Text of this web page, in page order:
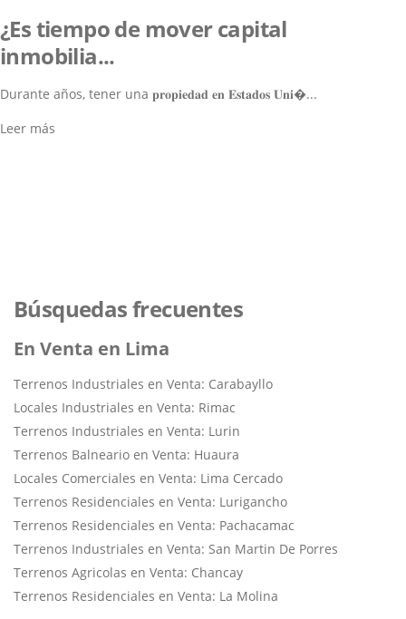
¿Es tiempo de mover capital
inmobilia...
Durante años, tener una 𝐩𝐫𝐨𝐩𝐢𝐞𝐝𝐚𝐝 𝐞𝐧 𝐄𝐬𝐭𝐚𝐝𝐨𝐬 𝐔𝐧𝐢�...
Leer más
Búsquedas frecuentes
En Venta en Lima
Terrenos Industriales en Venta: Carabayllo
Locales Industriales en Venta: Rimac
Terrenos Industriales en Venta: Lurin
Terrenos Balneario en Venta: Huaura
Locales Comerciales en Venta: Lima Cercado
Terrenos Residenciales en Venta: Lurigancho
Terrenos Residenciales en Venta: Pachacamac
Terrenos Industriales en Venta: San Martin De Porres
Terrenos Agricolas en Venta: Chancay
Terrenos Residenciales en Venta: La Molina